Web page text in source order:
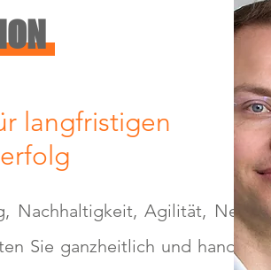
langfristigen
Nachhaltigkeit, Agilität, New
Sie ganzheitlich und hands-